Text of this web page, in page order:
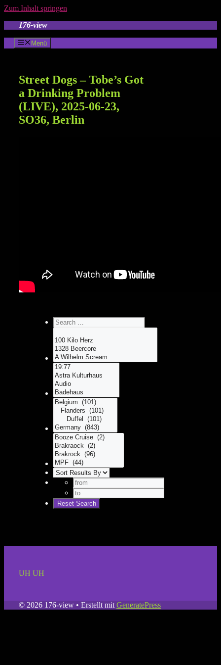
Zum Inhalt springen
176-view
Menü
Street Dogs – Tobe’s Got
a Drinking Problem
(LIVE), 2025-06-23,
SO36, Berlin
UH UH
© 2026 176-view • Erstellt mit GeneratePress